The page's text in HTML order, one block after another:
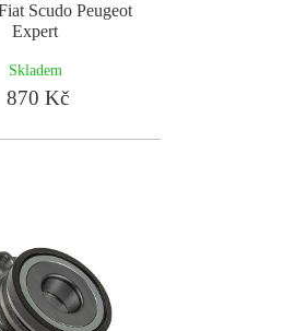
Scudo Peugeot
Expert
Skladem
870 Kč